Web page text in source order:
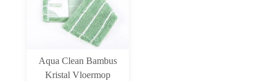
Aqua Clean Bambus
Kristal Vloermop